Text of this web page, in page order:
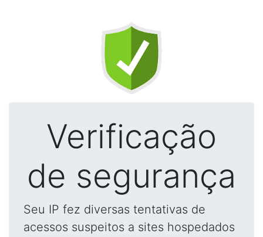
Verificação
de segurança
Seu IP fez diversas tentativas de
acessos suspeitos a sites hospedados